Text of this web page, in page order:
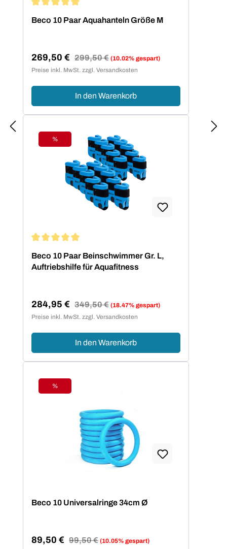
Beco 10 Paar Aquahanteln Größe M
Verkaufspreis:
269,50 € Regulärer Preis:
299,50 € (10.02% gespart)
Preise inkl. MwSt. zzgl. Versandkosten
In den Warenkorb
Rabatt
%
Beco 10 Paar Beinschwimmer Gr. L,
Auftriebshilfe für Aquafitness
Verkaufspreis:
284,95 € Regulärer Preis:
349,50 € (18.47% gespart)
Preise inkl. MwSt. zzgl. Versandkosten
In den Warenkorb
Rabatt
%
Beco 10 Universalringe 34cm Ø
Verkaufspreis:
89,50 € Regulärer Preis:
99,50 € (10.05% gespart)